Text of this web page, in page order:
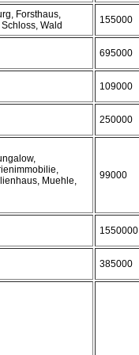
Forsthaus,
Wald
155000
695000
109000
250000
Muehle,
99000
1550000
385000